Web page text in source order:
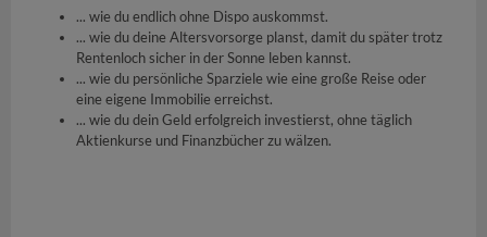
... wie du endlich ohne Dispo auskommst.
... wie du deine Altersvorsorge planst, damit du später trotz
Rentenloch sicher in der Sonne leben kannst.
... wie du persönliche Sparziele wie eine große Reise oder
eine eigene Immobilie erreichst.
... wie du dein Geld erfolgreich investierst, ohne täglich
Aktienkurse und Finanzbücher zu wälzen.